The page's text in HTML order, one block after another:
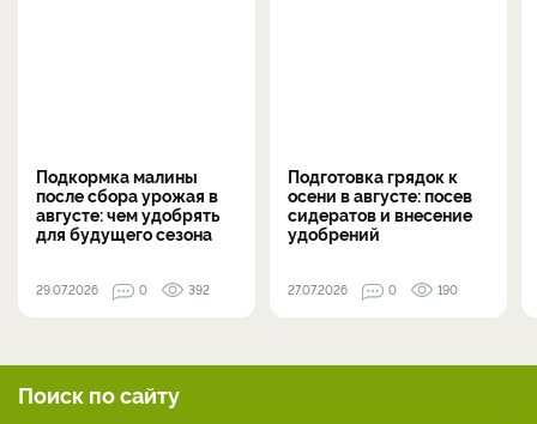
Подкормка малины
после сбора урожая в
августе: чем удобрять
для будущего сезона
29.07.2026 0 392
Подготовка грядок к
осени в августе: посев
сидератов и внесение
удобрений
27.07.2026 0 190
Поиск по сайту